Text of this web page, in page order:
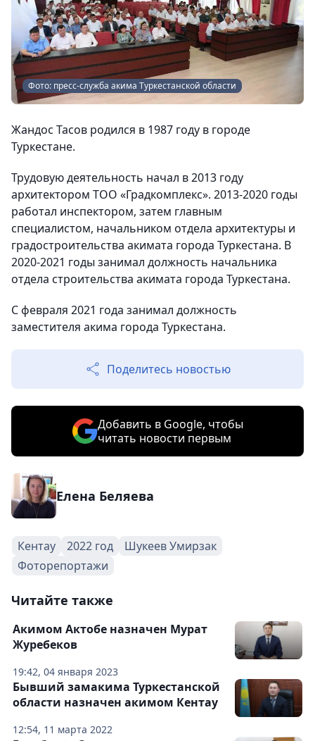
Фото: пресс-служба акима Туркестанской области
Жандос Тасов родился в 1987 году в городе
Туркестане.
Трудовую деятельность начал в 2013 году
архитектором ТОО «Градкомплекс». 2013-2020 годы
работал инспектором, затем главным
специалистом, начальником отдела архитектуры и
градостроительства акимата города Туркестана. В
2020-2021 годы занимал должность начальника
отдела строительства акимата города Туркестана.
С февраля 2021 года занимал должность
заместителя акима города Туркестана.
Поделитесь новостью
Добавить в Google, чтобы
читать новости первым
Елена Беляева
Кентау 2022 год
Шукеев Умирзак
Фоторепортажи
Читайте также
19:42, 04 января 2023
Акимом Актобе назначен Мурат
Журебеков
12:54, 11 марта 2022
Бывший замакима Туркестанской
области назначен акимом Кентау